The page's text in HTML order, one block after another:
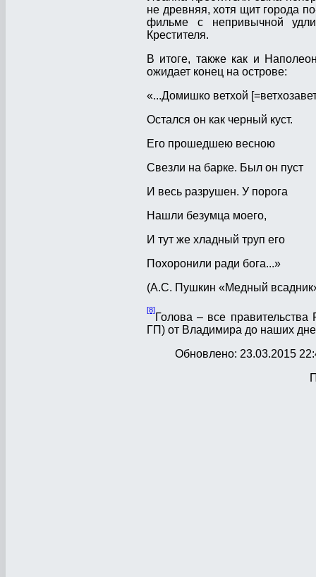
не древняя, хотя щит города
фильме с непривычной
Крестителя.
В итоге, также как и
ожидает конец на острове:
«...Домишко ветхой
Остался он как черный куст.
Его прошедшею весною
Свезли на барке. Был он пуст
И весь разрушен. У порога
Нашли безумца моего,
И тут же хладный труп его
Похоронили ради бога...»
(А.С. Пушкин «Медный
[8]
Голова – все
ГП) от Владимира до наших
Обновлено: 23.03.2015